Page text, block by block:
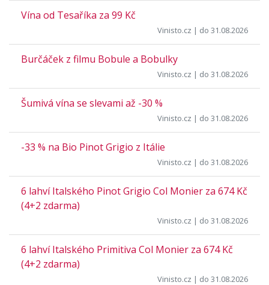
Vína od Tesaříka za 99 Kč
Vinisto.cz | do 31.08.2026
Burčáček z filmu Bobule a Bobulky
Vinisto.cz | do 31.08.2026
Šumivá vína se slevami až -30 %
Vinisto.cz | do 31.08.2026
-33 % na Bio Pinot Grigio z Itálie
Vinisto.cz | do 31.08.2026
6 lahví Italského Pinot Grigio Col Monier za 674 Kč
(4+2 zdarma)
Vinisto.cz | do 31.08.2026
6 lahví Italského Primitiva Col Monier za 674 Kč
(4+2 zdarma)
Vinisto.cz | do 31.08.2026